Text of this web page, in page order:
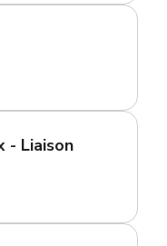
- Liaison